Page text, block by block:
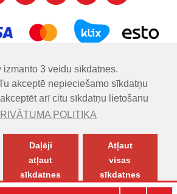
3 veidu sīkdatnes.
akceptē nepieciešamo sīkdatņu
arī citu sīkdatņu lietošanu
POLITIKA
Daļēji
atļaut
sīkdatnes
Atļaut
visas
sīkdatnes
| Skandināvu dizaina mēbeļu salons.